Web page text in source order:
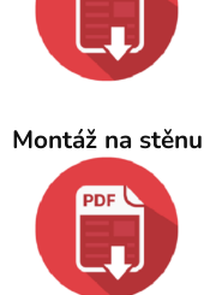
Montáž na stěnu